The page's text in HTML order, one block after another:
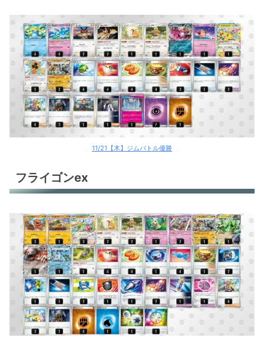
オリジンパルキアV
パオジアンex
ロストバレット
サーフゴーex
ポケカ環境デッキレシピ
11/21【木】ジムバトル優勝
フライゴンex